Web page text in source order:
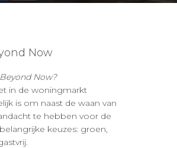
Now
Now?
in de woningmarkt
is om naast de waan van
te hebben voor de
keuzes: groen,